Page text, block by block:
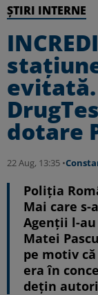
ȘTIRI INTERNE
dotare
22 Aug, 13:35 •
Poliția
Mai care
Agenții l-
Matei
pe motiv
era în
dețin